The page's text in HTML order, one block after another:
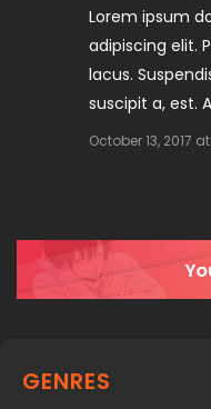
Lorem ipsum
adipiscing elit.
lacus.
suscipit a, est.
October 13, 2017
GENRES